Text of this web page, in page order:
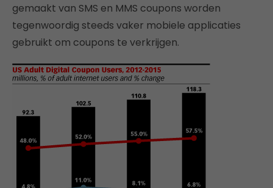
gemaakt van SMS en MMS coupons worden
tegenwoordig steeds vaker mobiele applicaties
gebruikt om coupons te verkrijgen.